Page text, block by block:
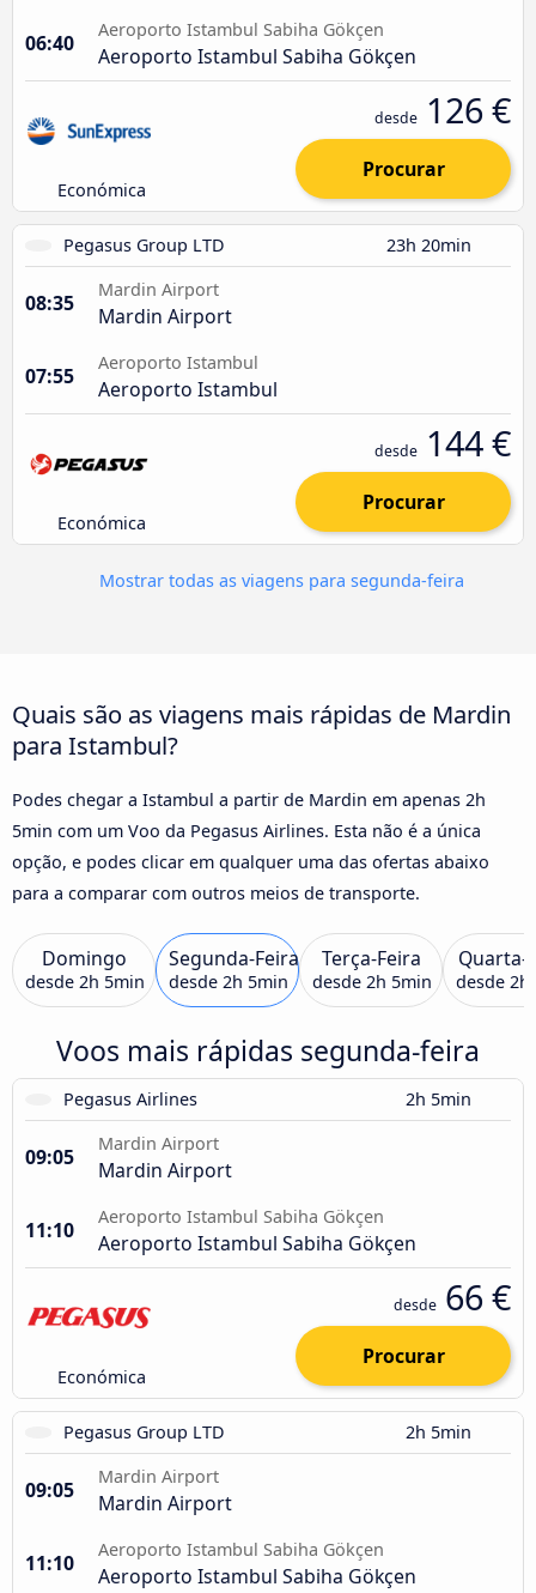
06:40
Aeroporto Istambul Sabiha Gökçen
Aeroporto Istambul Sabiha Gökçen
Económica
desde 126 €
Procurar
Pegasus Group LTD 23h 20min
08:35
Mardin Airport
Mardin Airport
07:55
Aeroporto Istambul
Aeroporto Istambul
Económica
desde 144 €
Procurar
Mostrar todas as viagens para segunda-feira
Quais são as viagens mais rápidas de Mardin
para Istambul?
Podes chegar a Istambul a partir de Mardin em apenas 2h
5min com um Voo da Pegasus Airlines. Esta não é a única
opção, e podes clicar em qualquer uma das ofertas abaixo
para a comparar com outros meios de transporte.
Domingo
desde 2h 5min
Segunda-Feira
desde 2h 5min
Terça-Feira
desde 2h 5min
Quarta-
desde 2h
Voos mais rápidas segunda-feira
Pegasus Airlines 2h 5min
09:05
Mardin Airport
Mardin Airport
11:10
Aeroporto Istambul Sabiha Gökçen
Aeroporto Istambul Sabiha Gökçen
Económica
desde 66 €
Procurar
Pegasus Group LTD 2h 5min
09:05
Mardin Airport
Mardin Airport
11:10
Aeroporto Istambul Sabiha Gökçen
Aeroporto Istambul Sabiha Gökçen